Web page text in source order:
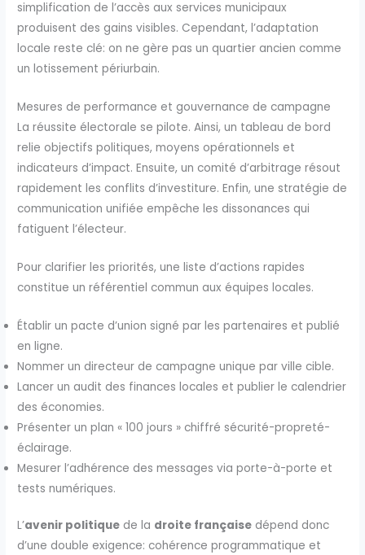
simplification de l’accès aux services municipaux
produisent des gains visibles. Cependant, l’adaptation
locale reste clé: on ne gère pas un quartier ancien comme
un lotissement périurbain.
Mesures de performance et gouvernance de campagne
La réussite électorale se pilote. Ainsi, un tableau de bord
relie objectifs politiques, moyens opérationnels et
indicateurs d’impact. Ensuite, un comité d’arbitrage résout
rapidement les conflits d’investiture. Enfin, une stratégie de
communication unifiée empêche les dissonances qui
fatiguent l’électeur.
Pour clarifier les priorités, une liste d’actions rapides
constitue un référentiel commun aux équipes locales.
Établir un pacte d’union signé par les partenaires et publié
en ligne.
Nommer un directeur de campagne unique par ville cible.
Lancer un audit des finances locales et publier le calendrier
des économies.
Présenter un plan « 100 jours » chiffré sécurité-propreté-
éclairage.
Mesurer l’adhérence des messages via porte-à-porte et
tests numériques.
L’avenir politique de la droite française dépend donc
d’une double exigence: cohérence programmatique et